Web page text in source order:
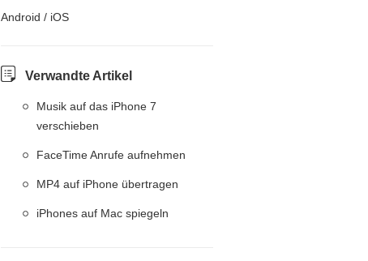
Android / iOS
Verwandte Artikel
Musik auf das iPhone 7
verschieben
FaceTime Anrufe aufnehmen
MP4 auf iPhone übertragen
iPhones auf Mac spiegeln